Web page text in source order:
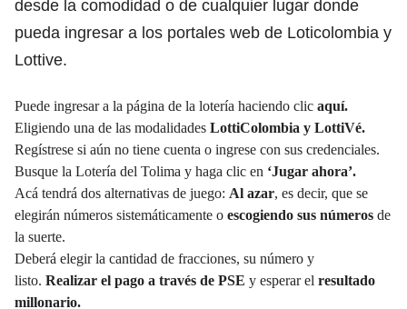
desde la comodidad o de cualquier lugar donde
pueda ingresar a los portales web de Loticolombia y
Lottive.
Puede ingresar a la página de la lotería haciendo clic aquí.
Eligiendo una de las modalidades LottiColombia y LottiVé.
Regístrese si aún no tiene cuenta o ingrese con sus credenciales.
Busque la Lotería del Tolima y haga clic en ‘Jugar ahora’.
Acá tendrá dos alternativas de juego: Al azar, es decir, que se
elegirán números sistemáticamente o escogiendo sus números de
la suerte.
Deberá elegir la cantidad de fracciones, su número y
listo. Realizar el pago a través de PSE y esperar el resultado
millonario.